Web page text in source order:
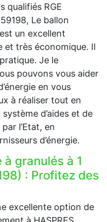
qualifiés RGE
Le ballon
un excellent
et très économique. Il
Je le
pouvons vous aider
en vous
à réaliser tout en
d’aides et de
l’Etat, en
d’énergie.
granulés à 1
: Profitez des
excellente option de